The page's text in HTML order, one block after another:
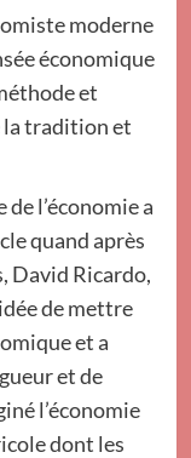
moderne
économique
et
la tradition et
l’économie a
quand après
David Ricardo,
de mettre
et a
et de
l’économie
dont les